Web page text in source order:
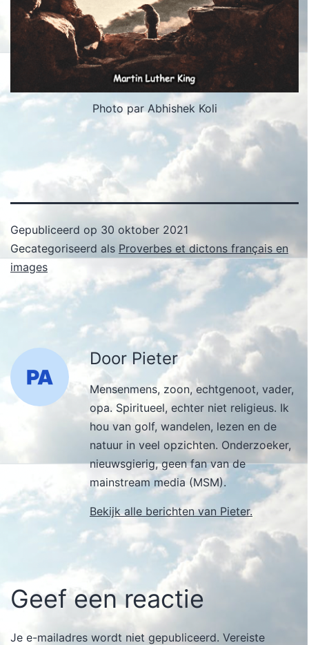
Photo par Abhishek Koli
Gepubliceerd op 30 oktober 2021
Gecategoriseerd als Proverbes et dictons français en
images
Door Pieter
Mensenmens, zoon, echtgenoot, vader,
opa. Spiritueel, echter niet religieus. Ik
hou van golf, wandelen, lezen en de
natuur in veel opzichten. Onderzoeker,
nieuwsgierig, geen fan van de
mainstream media (MSM).
Bekijk alle berichten van Pieter.
Geef een reactie
Je e-mailadres wordt niet gepubliceerd. Vereiste